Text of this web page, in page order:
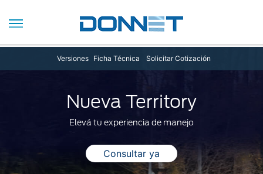
Versiones Ficha Técnica Solicitar Cotización
Nueva Territory
Elevá tu experiencia de manejo
Consultar ya